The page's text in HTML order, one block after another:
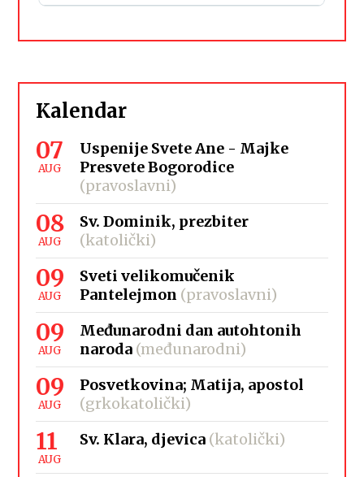
Kalendar
07
AUG
Uspenije Svete Ane - Majke
Presvete Bogorodice
(pravoslavni)
08
AUG
Sv. Dominik, prezbiter
(katolički)
09
AUG
Sveti velikomučenik
Pantelejmon (pravoslavni)
09
AUG
Međunarodni dan autohtonih
naroda (međunarodni)
09
AUG
Posvetkovina; Matija, apostol
(grkokatolički)
11
AUG
Sv. Klara, djevica (katolički)